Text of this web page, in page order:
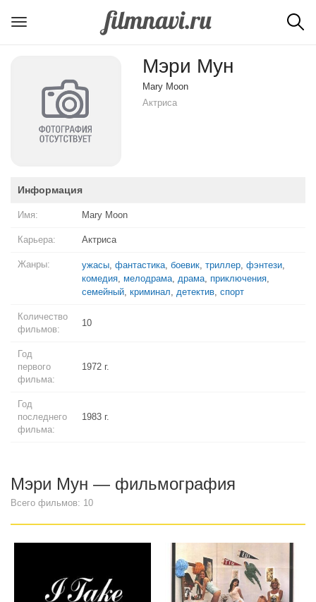
Мэри Мун
Mary Moon
Актриса
Информация
Имя: Mary Moon
Карьера: Актриса
Жанры: ужасы фантастика боевик триллер фэнтези
комедия мелодрама драма приключения
семейный криминал детектив спорт
Количество
фильмов:
10
Год
первого
фильма:
1972 г.
Год
последнего
фильма:
1983 г.
Мэри Мун — фильмография
Всего фильмов: 10